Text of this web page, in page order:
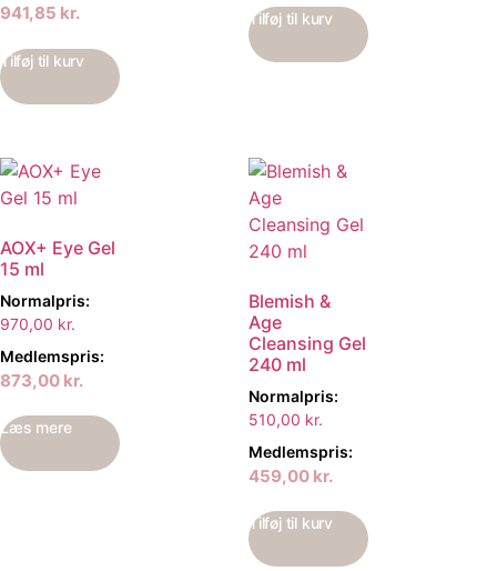
941,85 kr.
Tilføj til kurv
Tilføj til kurv
AOX+ Eye Gel
15 ml
Normalpris:
970,00 kr.
Medlemspris:
873,00 kr.
Læs mere
Blemish &
Age
Cleansing Gel
240 ml
Normalpris:
510,00 kr.
Medlemspris:
459,00 kr.
Tilføj til kurv